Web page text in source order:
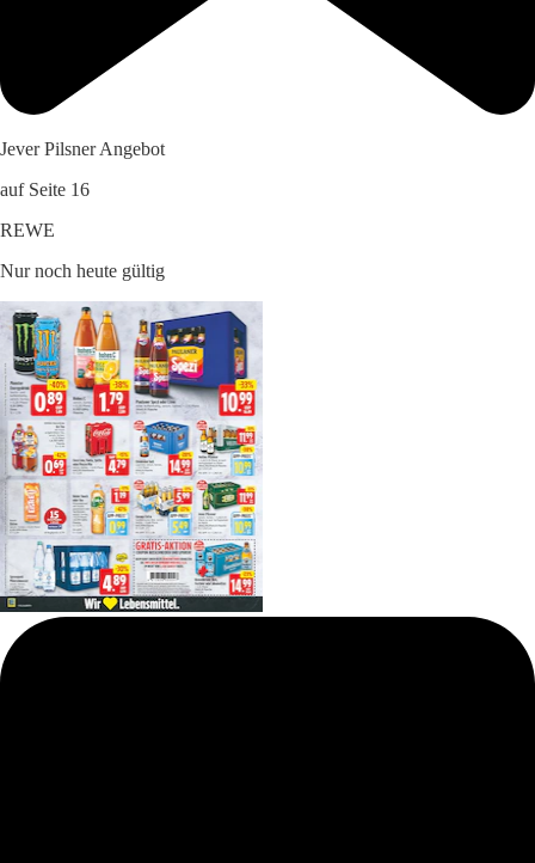
Jever Pilsner Angebot
auf Seite 16
REWE
Nur noch heute gültig